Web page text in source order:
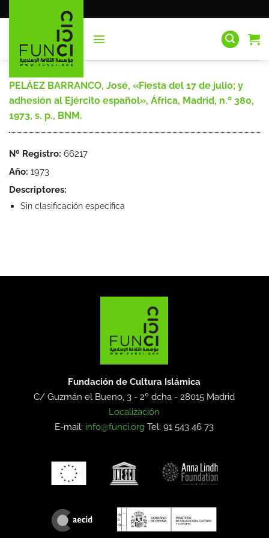
al
PELÁEZ BARRANCO, José, «Fiesta del 17 de julio; y
adhesión al Ejército español», África, Madrid, n.º 380,
1973, s. p., BNM.
Nº Registro: 66217
Año: 1973
Descriptores:
Sin clasificación específica
Fundación de Cultura Islámica
C/ Guzmán el Bueno, 3 - 2º dcha -28015 Madrid
Localización
E-mail: info@funci.org Tel: 91 543 46 73